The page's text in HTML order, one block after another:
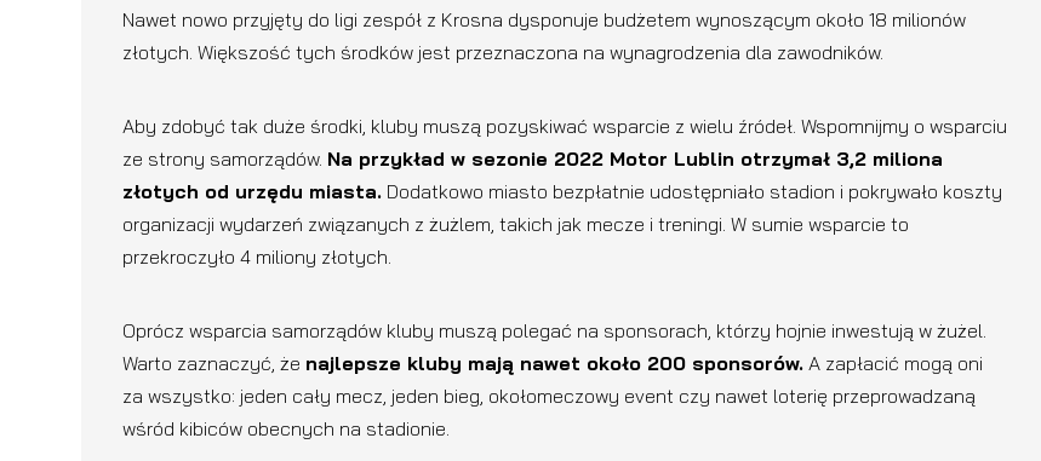
Nawet nowo przyjęty do ligi zespół z Krosna dysponuje budżetem wynoszącym około 18 milionów
złotych. Większość tych środków jest przeznaczona na wynagrodzenia dla zawodników.
Aby zdobyć tak duże środki, kluby muszą pozyskiwać wsparcie z wielu źródeł. Wspomnijmy o wsparciu
ze strony samorządów. Na przykład w sezonie 2022 Motor Lublin otrzymał 3,2 miliona
złotych od urzędu miasta. Dodatkowo miasto bezpłatnie udostępniało stadion i pokrywało koszty
organizacji wydarzeń związanych z żużlem, takich jak mecze i treningi. W sumie wsparcie to
przekroczyło 4 miliony złotych.
Oprócz wsparcia samorządów kluby muszą polegać na sponsorach, którzy hojnie inwestują w żużel.
Warto zaznaczyć, że najlepsze kluby mają nawet około 200 sponsorów. A zapłacić mogą oni
za wszystko: jeden cały mecz, jeden bieg, okołomeczowy event czy nawet loterię przeprowadzaną
wśród kibiców obecnych na stadionie.